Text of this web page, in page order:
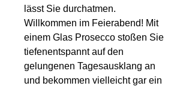
lässt Sie durchatmen.
Willkommen im Feierabend! Mit
einem Glas Prosecco stoßen Sie
tiefenentspannt auf den
gelungenen Tagesausklang an
und bekommen vielleicht gar ein